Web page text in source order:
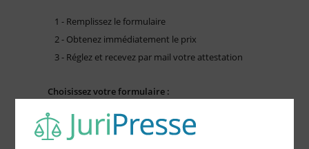
1 - Remplissez le formulaire
2 - Obtenez immédiatement le prix
3 - Réglez et recevez par mail votre attestation
Choisissez votre formulaire :
Modification de société
Fonds de Commerce